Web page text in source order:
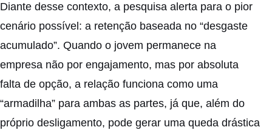
Diante desse contexto, a pesquisa alerta para o pior
cenário possível: a retenção baseada no “desgaste
acumulado”. Quando o jovem permanece na
empresa não por engajamento, mas por absoluta
falta de opção, a relação funciona como uma
“armadilha” para ambas as partes, já que, além do
próprio desligamento, pode gerar uma queda drástica